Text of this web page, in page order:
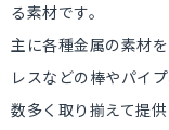
る素材です。
主に各種金属の素材
レスなどの棒やパイ
数多く取り揃えて提供